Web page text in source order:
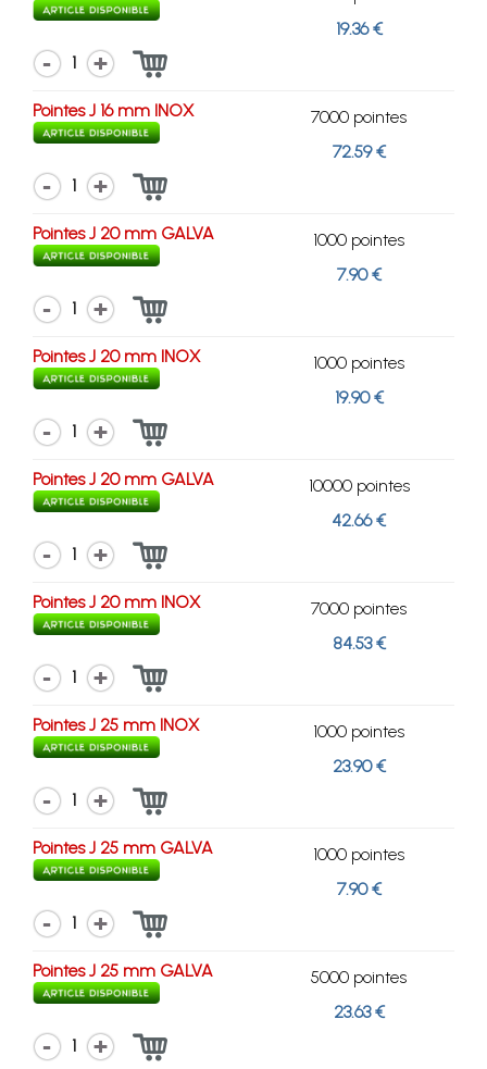
19.36 €
1
Pointes J 16 mm INOX
7000 pointes
72.59 €
1
Pointes J 20 mm GALVA
1000 pointes
7.90 €
1
Pointes J 20 mm INOX
1000 pointes
19.90 €
1
Pointes J 20 mm GALVA
10000 pointes
42.66 €
1
Pointes J 20 mm INOX
7000 pointes
84.53 €
1
Pointes J 25 mm INOX
1000 pointes
23.90 €
1
Pointes J 25 mm GALVA
1000 pointes
7.90 €
1
Pointes J 25 mm GALVA
5000 pointes
23.63 €
1